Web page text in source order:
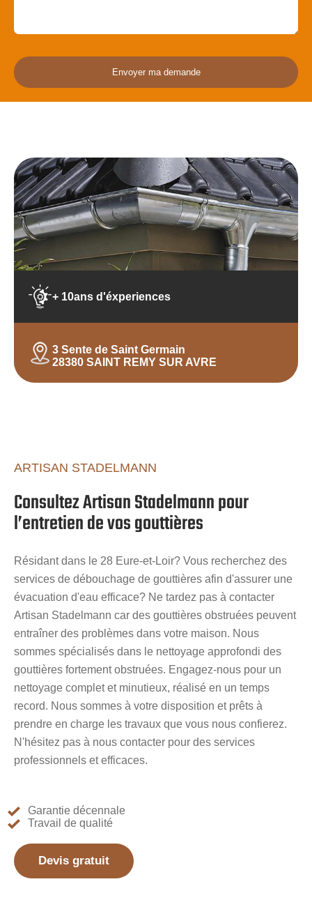
+ 10ans d'éxperiences
3 Sente de Saint Germain
28380 SAINT REMY SUR AVRE
ARTISAN STADELMANN
Consultez Artisan Stadelmann pour
l’entretien de vos gouttières
Résidant dans le 28 Eure-et-Loir? Vous recherchez des
services de débouchage de gouttières afin d'assurer une
évacuation d'eau efficace? Ne tardez pas à contacter
Artisan Stadelmann car des gouttières obstruées peuvent
entraîner des problèmes dans votre maison. Nous
sommes spécialisés dans le nettoyage approfondi des
gouttières fortement obstruées. Engagez-nous pour un
nettoyage complet et minutieux, réalisé en un temps
record. Nous sommes à votre disposition et prêts à
prendre en charge les travaux que vous nous confierez.
N'hésitez pas à nous contacter pour des services
professionnels et efficaces.
Garantie décennale
Travail de qualité
Devis gratuit